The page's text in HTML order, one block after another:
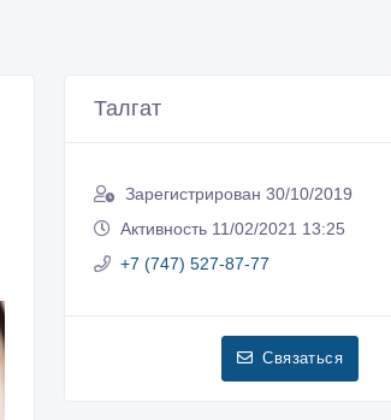
Талгат
Зарегистрирован 30/10/2019
Активность 11/02/2021 13:25
+7 (747) 527-87-77
Связаться